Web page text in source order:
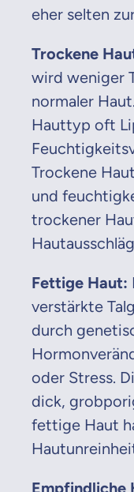
eher selten
Trockene
wird weniger
normaler
Hauttyp oft
Trockene
und
trockener
Fettige Haut:
verstärkte
durch
oder Stress.
dick,
fettige Haut
Empfindliche